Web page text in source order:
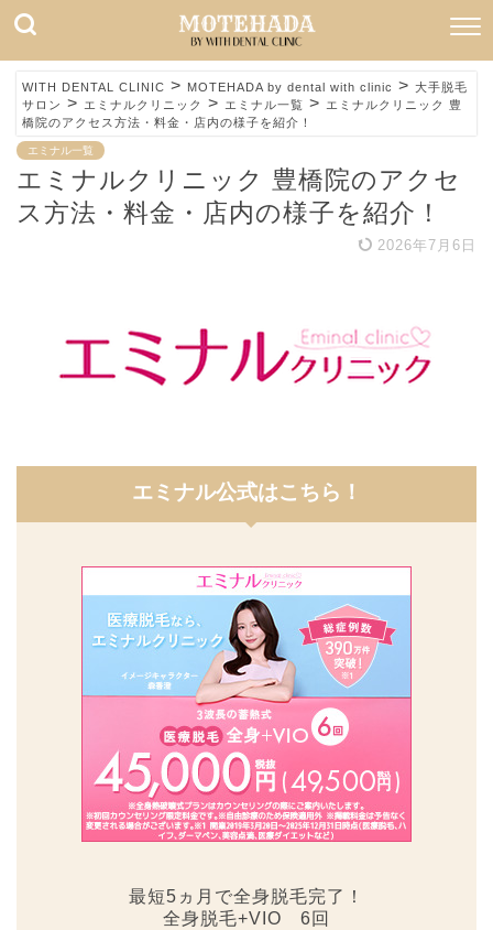
WITH DENTAL CLINIC > MOTEHADA by dental with clinic > 大手脱毛
サロン > エミナルクリニック > エミナル一覧 > エミナルクリニック 豊
橋院のアクセス方法・料金・店内の様子を紹介！
エミナル一覧
エミナルクリニック 豊橋院のアクセ
ス方法・料金・店内の様子を紹介！
2026年7月6日
エミナル公式はこちら！
最短5ヵ月で全身脱毛完了！
全身脱毛+VIO 6回